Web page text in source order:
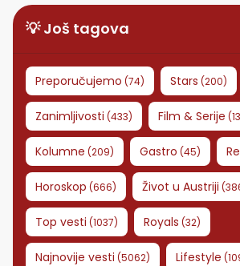
💡 Još tagova
Preporučujemo (74) Stars (200)
Zanimljivosti (433) Film & Serije (
Kolumne (209) Gastro (45)
Horoskop (666) Život u Austriji (
Top vesti (1037) Royals (32)
Najnovije vesti (5062) Lifestyle (